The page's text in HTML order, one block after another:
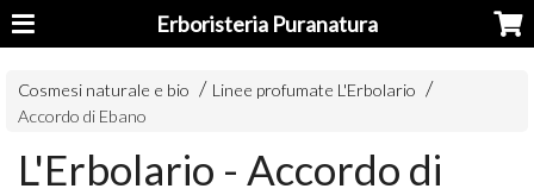
Erboristeria Puranatura
Cosmesi naturale e bio
Linee profumate L'Erbolario
Accordo di Ebano
L'Erbolario - Accordo di